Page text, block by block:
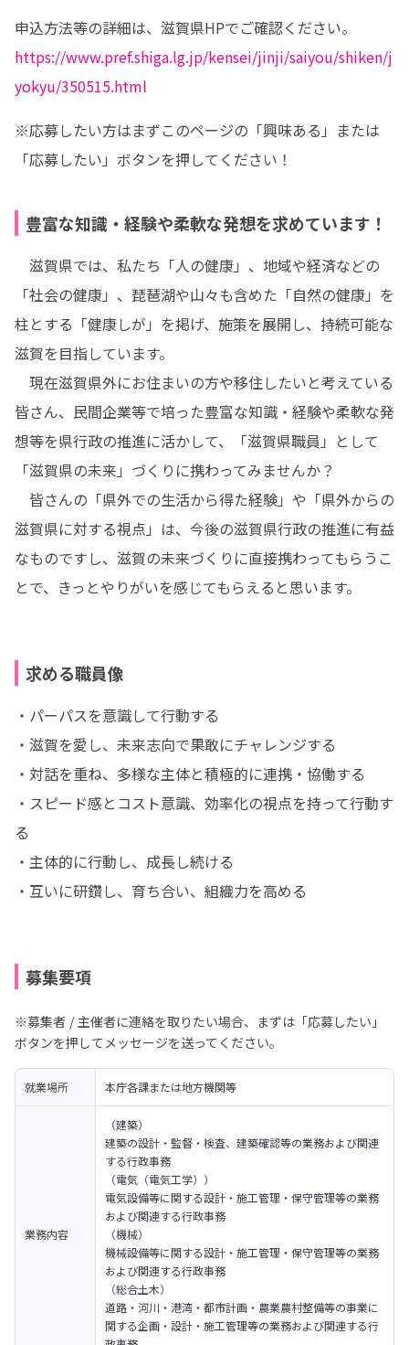
https://www.pref.shiga.lg.jp/kensei/jinji/saiyou/shiken/j
yokyu/350515.html
※応募したい方はまずこのページの「興味ある」または
「応募したい」ボタンを押してください！
豊富な知識・経験や柔軟な発想を求めています！
滋賀県では、私たち「人の健康」、地域や経済などの
「社会の健康」、琵琶湖や山々も含めた「自然の健康」を
柱とする「健康しが」を掲げ、施策を展開し、持続可能な
滋賀を目指しています。
現在滋賀県外にお住まいの方や移住したいと考えている
皆さん、民間企業等で培った豊富な知識・経験や柔軟な発
想等を県行政の推進に活かして、「滋賀県職員」として
「滋賀県の未来」づくりに携わってみませんか？
皆さんの「県外での生活から得た経験」や「県外からの
滋賀県に対する視点」は、今後の滋賀県行政の推進に有益
なものですし、滋賀の未来づくりに直接携わってもらうこ
とで、きっとやりがいを感じてもらえると思います。
求める職員像
・パーパスを意識して行動する
・滋賀を愛し、未来志向で果敢にチャレンジする
・対話を重ね、多様な主体と積極的に連携・協働する
・スピード感とコスト意識、効率化の視点を持って行動す
る
・主体的に行動し、成長し続ける
・互いに研鑽し、育ち合い、組織力を高める
募集要項
※募集者 / 主催者に連絡を取りたい場合、まずは「応募したい」
ボタンを押してメッセージを送ってください。
就業場所 本庁各課または地方機関等
業務内容
（建築）
建築の設計・監督・検査、建築確認等の業務および関連
する行政事務
（電気（電気工学））
電気設備等に関する設計・施工管理・保守管理等の業務
および関連する行政事務
（機械）
機械設備等に関する設計・施工管理・保守管理等の業務
および関連する行政事務
（総合土木）
道路・河川・港湾・都市計画・農業農村整備等の事業に
関する企画・設計・施工管理等の業務および関連する行